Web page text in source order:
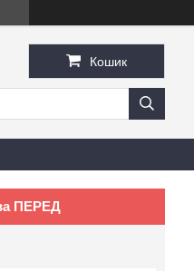
Кошик
ПЕРЕД